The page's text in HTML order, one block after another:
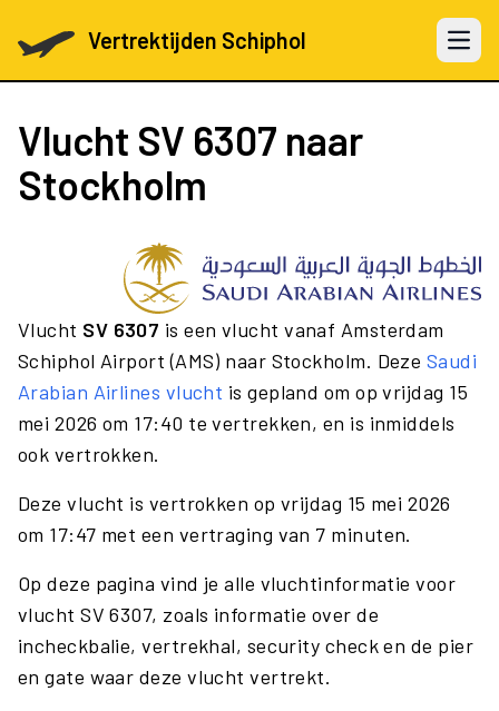
Vertrektijden Schiphol Open
Vlucht SV 6307 naar
Stockholm
Vlucht SV 6307 is een vlucht vanaf Amsterdam
Schiphol Airport (AMS) naar Stockholm. Deze Saudi
Arabian Airlines vlucht is gepland om op vrijdag 15
mei 2026 om 17:40 te vertrekken, en is inmiddels
ook vertrokken.
Deze vlucht is vertrokken op vrijdag 15 mei 2026
om 17:47 met een vertraging van 7 minuten.
Op deze pagina vind je alle vluchtinformatie voor
vlucht SV 6307, zoals informatie over de
incheckbalie, vertrekhal, security check en de pier
en gate waar deze vlucht vertrekt.